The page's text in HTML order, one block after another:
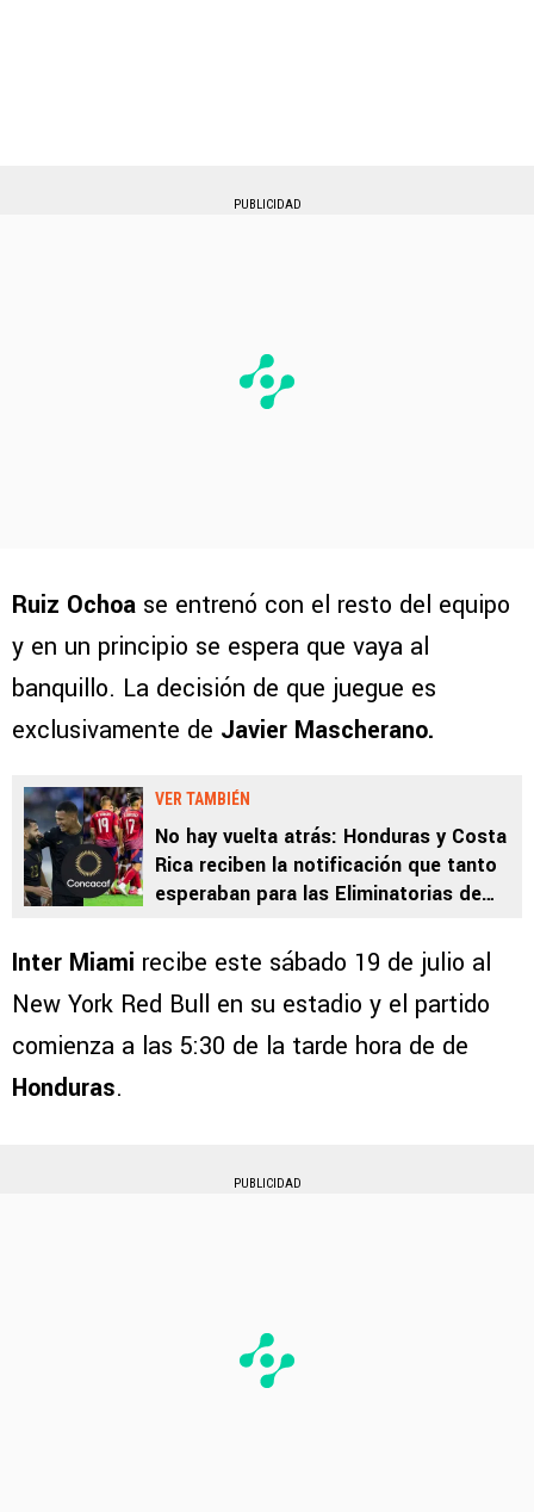
PUBLICIDAD
Ruiz Ochoa se entrenó con el resto del equipo
y en un principio se espera que vaya al
banquillo. La decisión de que juegue es
exclusivamente de Javier Mascherano.
VER TAMBIÉN
No hay vuelta atrás: Honduras y Costa
Rica reciben la notificación que tanto
esperaban para las Eliminatorias de
Inter Miami recibe este sábado 19 de julio al
New York Red Bull en su estadio y el partido
comienza a las 5:30 de la tarde hora de de
Honduras.
PUBLICIDAD